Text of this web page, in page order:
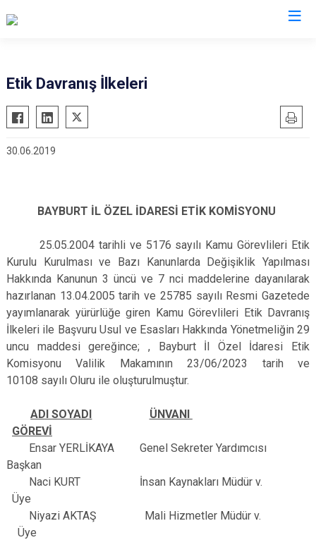
Etik Davranış İlkeleri
30.06.2019
BAYBURT İL ÖZEL İDARESİ ETİK KOMİSYONU
25.05.2004 tarihli ve 5176 sayılı Kamu Görevlileri Etik
Kurulu Kurulması ve Bazı Kanunlarda Değişiklik Yapılması
Hakkında Kanunun 3 üncü ve 7 nci maddelerine dayanılarak
hazırlanan 13.04.2005 tarih ve 25785 sayılı Resmi Gazetede
yayımlanarak yürürlüğe giren Kamu Görevlileri Etik Davranış
İlkeleri ile Başvuru Usul ve Esasları Hakkında Yönetmeliğin 29
uncu maddesi gereğince; , Bayburt İl Özel İdaresi Etik
Komisyonu Valilik Makamının 23/06/2023 tarih ve
10108 sayılı Oluru ile oluşturulmuştur.
ADI SOYADI
ÜNVANI
GÖREVİ
Ensar YERLİKAYA Genel Sekreter Yardımcısı
Başkan
Naci KURT İnsan Kaynakları Müdür v.
Üye
Niyazi AKTAŞ Mali Hizmetler Müdür v.
Üye